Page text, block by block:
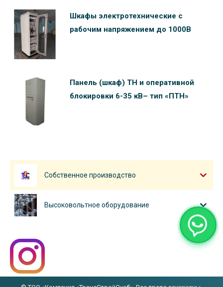
Шкафы электротехнические c
рабочим напряжением до 1000В
Панель (шкаф) ТН и оперативной
блокировки 6-35 кВ– тип «ПТН»
Собственное производство
Высоковольтное оборудование